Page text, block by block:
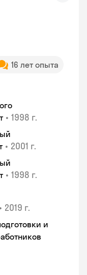
16 лет опыта
• 1998 г.
• 2001 г.
• 1998 г.
• 2019 г.
и